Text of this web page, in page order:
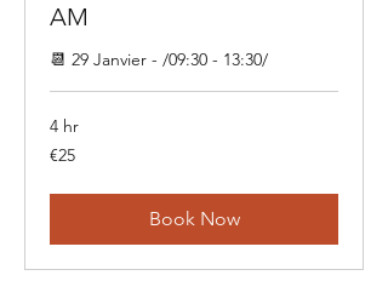
AM
📆 29 Janvier - /09:30 - 13:30/
4 hr
25
euros
€25
Book Now